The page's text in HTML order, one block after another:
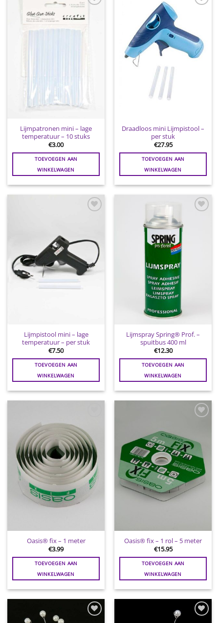
aan
Lijmpatronen mini – lage
temperatuur – 10 stuks
€3.00
TOEVOEGEN AAN
WINKELWAGEN
Draadloos mini Lijmpistool –
per stuk
€27.95
TOEVOEGEN AAN
WINKELWAGEN
Lijmpistool mini – lage
temperatuur – per stuk
€7.50
TOEVOEGEN AAN
WINKELWAGEN
wenslijst
Lijmspray Spring® Prof. –
spuitbus 400 ml
€12.30
TOEVOEGEN AAN
WINKELWAGEN
Toevoegen
aan
wenslijst
Oasis® fix – 1 meter
€3.99
TOEVOEGEN AAN
WINKELWAGEN
wenslijst
Oasis® fix – 1 rol – 5 meter
€15.95
TOEVOEGEN AAN
WINKELWAGEN